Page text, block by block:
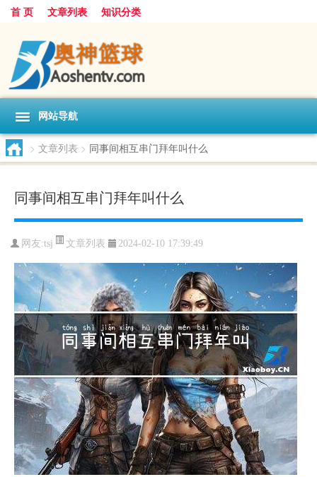
首 页 文章列表 知识分类
网站导航
> 文章列表 > 同事间相互串门拜年叫什么
同事间相互串门拜年叫什么
网友:tsj 文章列表 2024-02-10 17:39:49